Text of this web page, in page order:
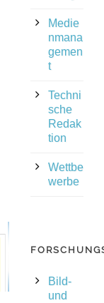
Medie
nmana
gemen
t
Techni
sche
Redak
tion
Wettbe
werbe
Bild-
und